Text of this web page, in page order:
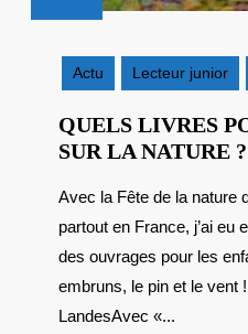
2016
Actu
Lecteur junior
QUELS LIVRES
SUR LA NATURE ?
Avec la Fête de la nature qui a lieu du 18 au 22 mai
partout en France, j’ai eu
des ouvrages pour les
embruns, le pin et le vent
LandesAvec «...